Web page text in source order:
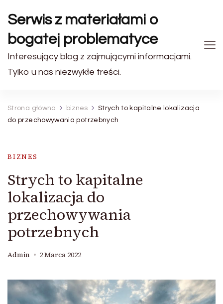
Serwis z materiałami o
bogatej problematyce
Interesujący blog z zajmującymi informacjami.
Tylko u nas niezwykłe treści.
Strona główna biznes
Strych to kapitalne lokalizacja
do przechowywania potrzebnych
BIZNES
Strych to kapitalne
lokalizacja do
przechowywania
potrzebnych
Admin 2 Marca 2022